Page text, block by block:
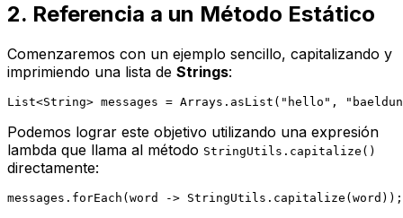
2. Referencia a un Método Estático
Comenzaremos con un ejemplo sencillo, capitalizando y
imprimiendo una lista de Strings:
List<String> messages = Arrays.asList( "hello" ,
Podemos lograr este objetivo utilizando una expresión
lambda que llama al método StringUtils.capitalize()
directamente: